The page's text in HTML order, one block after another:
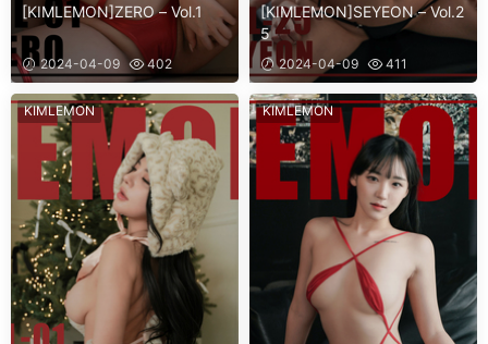
[KIMLEMON]ZERO – Vol.1
2024-04-09 402
[KIMLEMON]SEYEON – Vol.2
5
2024-04-09 411
KIMLEMON KIMLEMON